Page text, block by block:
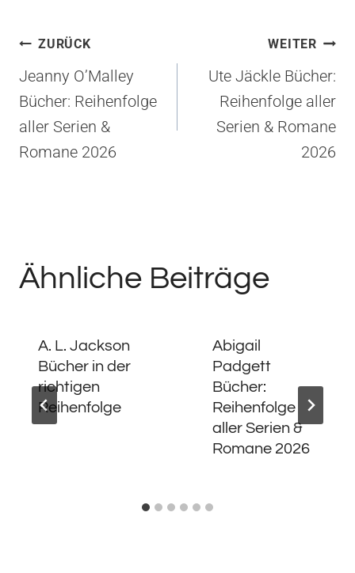
Beitragsnavigation
ZURÜCK
Jeanny O’Malley
Bücher: Reihenfolge
aller Serien &
Romane 2026
WEITER
Ute Jäckle Bücher:
Reihenfolge aller
Serien & Romane
2026
Ähnliche Beiträge
A. L. Jackson
Bücher in der
richtigen
Reihenfolge
Abigail
Padgett
Bücher:
Reihenfolge
aller Serien &
Romane 2026